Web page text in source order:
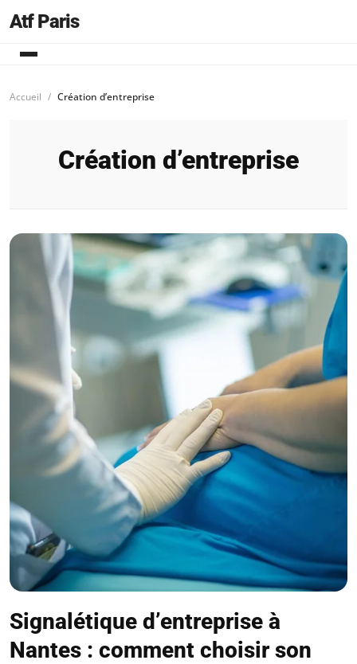
Atf Paris
Accueil Création d’entreprise
Création d’entreprise
Signalétique d’entreprise à
Nantes : comment choisir son